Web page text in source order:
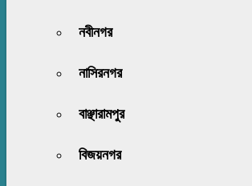
নবীনগর
নাসিরনগর
বাঞ্ছারামপুর
বিজয়নগর